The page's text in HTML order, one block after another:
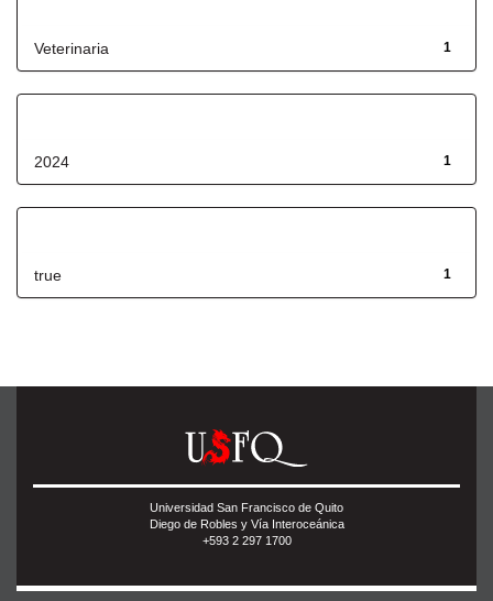
1
Veterinaria
1
2024
1
true
Universidad San Francisco de Quito
Diego de Robles y Vía Interoceánica
+593 2 297 1700